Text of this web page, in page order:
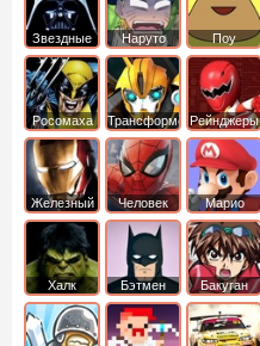
Звездные
войны
Наруто Поу
Росомаха ТрансформерыРейнджеры
Самураи
Железный
человек
Человек
Паук
Марио
Халк Бэтмен Бакуган